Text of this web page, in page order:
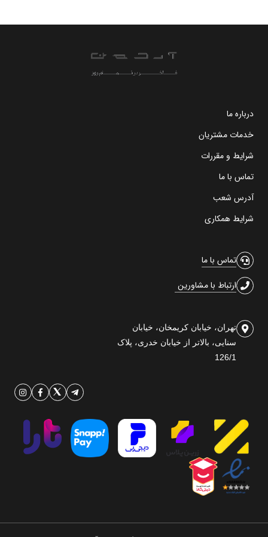
درباره ما
خدمات مشتریان
شرایط و مقررات
تماس با ما
آدرس شعب
شرایط همکاری
تماس با ما
ارتباط با مشاورین
تهران، خیابان کریمخان، خیابان
سنایی، بالاتر از خیابان خدری، پلاک
126/1